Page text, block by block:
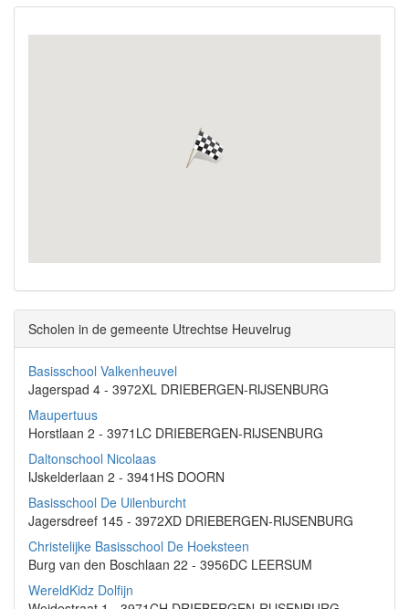
Scholen in de gemeente Utrechtse Heuvelrug
Basisschool Valkenheuvel
Jagerspad 4 - 3972XL DRIEBERGEN-RIJSENBURG
Maupertuus
Horstlaan 2 - 3971LC DRIEBERGEN-RIJSENBURG
Daltonschool Nicolaas
IJskelderlaan 2 - 3941HS DOORN
Basisschool De Uilenburcht
Jagersdreef 145 - 3972XD DRIEBERGEN-RIJSENBURG
Christelijke Basisschool De Hoeksteen
Burg van den Boschlaan 22 - 3956DC LEERSUM
WereldKidz Dolfijn